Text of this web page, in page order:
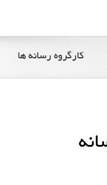
کارگروه رسانه ها